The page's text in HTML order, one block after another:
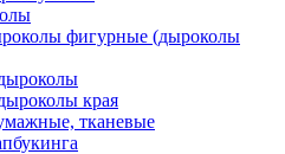
фигурные (дыроколы
края
тканевые